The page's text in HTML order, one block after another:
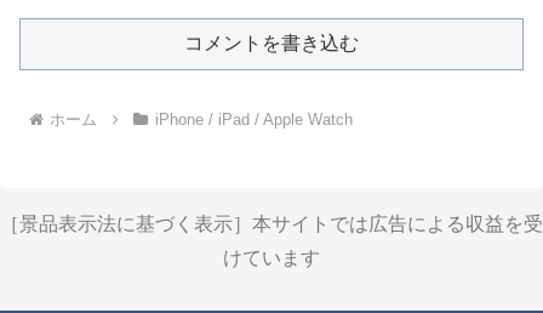
コメントを書き込む
ホーム iPhone / iPad / Apple Watch
［景品表示法に基づく表示］本サイトでは広告による収益を受
けています